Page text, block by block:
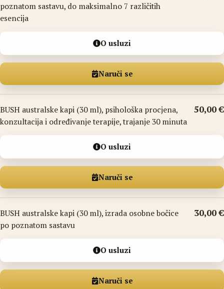
poznatom sastavu, do maksimalno 7 različitih
esencija
O usluzi
Naruči se
BUSH australske kapi (30 ml), psihološka procjena,
konzultacija i određivanje terapije, trajanje 30 minuta
50,00 €
O usluzi
Naruči se
BUSH australske kapi (30 ml), izrada osobne bočice
po poznatom sastavu
30,00 €
O usluzi
Naruči se